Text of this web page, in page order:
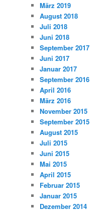
März 2019
August 2018
Juli 2018
Juni 2018
September 2017
Juni 2017
Januar 2017
September 2016
April 2016
März 2016
November 2015
September 2015
August 2015
Juli 2015
Juni 2015
Mai 2015
April 2015
Februar 2015
Januar 2015
Dezember 2014